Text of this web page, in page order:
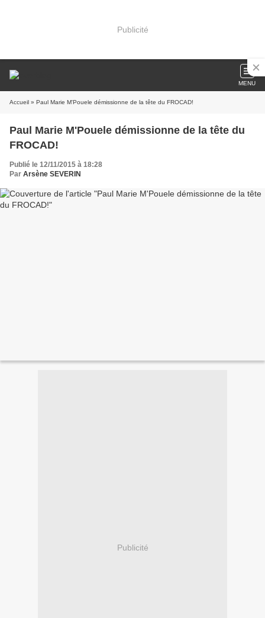
Publicité
MENU
Accueil » Paul Marie M'Pouele démissionne de la tête du FROCAD!
Paul Marie M'Pouele démissionne de la tête du
FROCAD!
Publié le 12/11/2015 à 18:28
Par Arsène SEVERIN
Publicité